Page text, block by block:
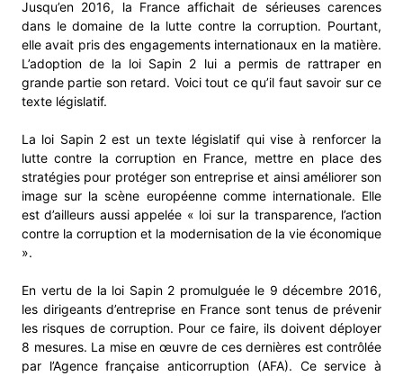
Jusqu’en 2016, la France affichait de sérieuses carences
dans le domaine de la lutte contre la corruption. Pourtant,
elle avait pris des engagements internationaux en la matière.
L’adoption de la loi Sapin 2 lui a permis de rattraper en
grande partie son retard. Voici tout ce qu’il faut savoir sur ce
texte législatif.
La loi Sapin 2 est un texte législatif qui vise à renforcer la
lutte contre la corruption en France, mettre en place des
stratégies pour protéger son entreprise et ainsi améliorer son
image sur la scène européenne comme internationale. Elle
est d’ailleurs aussi appelée « loi sur la transparence, l’action
contre la corruption et la modernisation de la vie économique
».
En vertu de la loi Sapin 2 promulguée le 9 décembre 2016,
les dirigeants d’entreprise en France sont tenus de prévenir
les risques de corruption. Pour ce faire, ils doivent déployer
8 mesures. La mise en œuvre de ces dernières est contrôlée
par l’Agence française anticorruption (AFA). Ce service à